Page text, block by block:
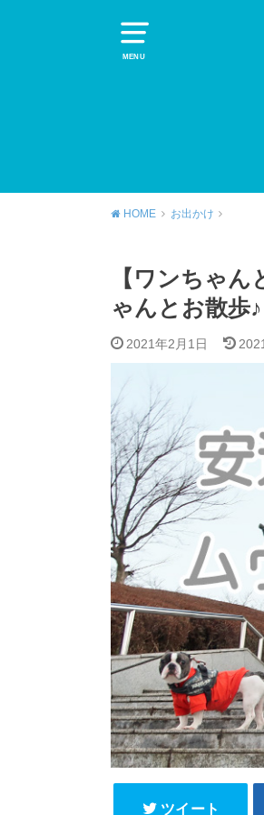
MENU
HOME お出かけ
【ワンちゃ
ゃんとお散歩♪
2021年2月1日
ツイート